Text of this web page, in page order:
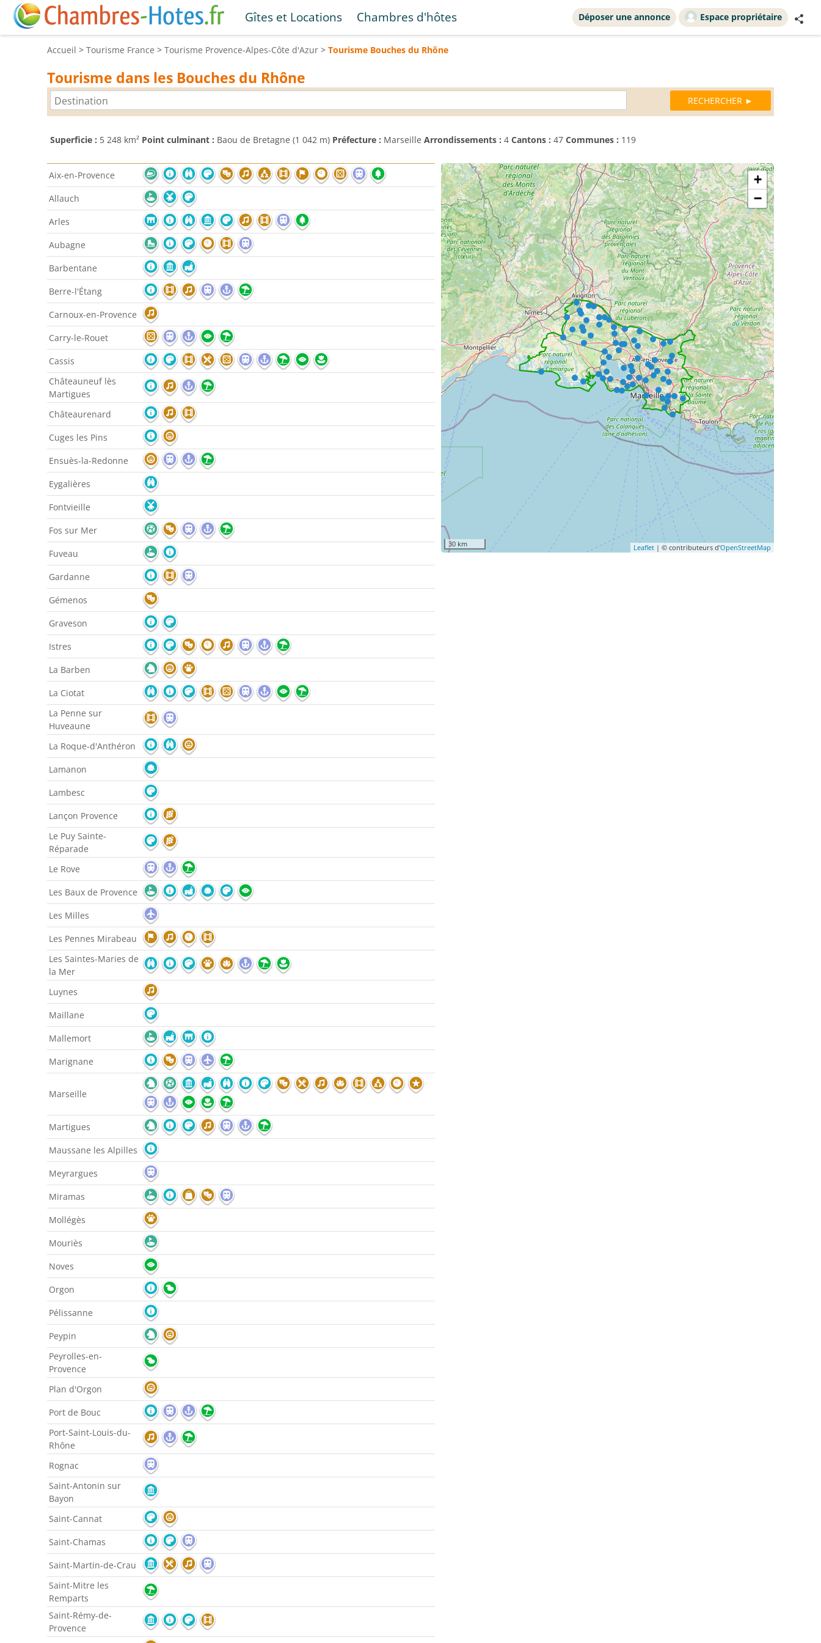
Gîtes et Locations Chambres d'hôtes Déposer une annonce Espace propriétaire
Accueil > Tourisme France > Tourisme Provence-Alpes-Côte d'Azur > Tourisme Bouches du Rhône
Tourisme dans les Bouches du Rhône
Superficie : 5 248 km² Point culminant : Baou de Bretagne (1 042 m) Préfecture : Marseille Arrondissements : 4 Cantons : 47 Communes : 119
Aix-en-Provence
Allauch
Arles
Aubagne
Barbentane
Berre-l'Étang
Carnoux-en-Provence
Carry-le-Rouet
Cassis
Châteauneuf lès
Martigues
Châteaurenard
Cuges les Pins
Ensuès-la-Redonne
Eygalières
Fontvieille
Fos sur Mer
Fuveau
Gardanne
Gémenos
Graveson
Istres
La Barben
La Ciotat
La Penne sur
Huveaune
La Roque-d'Anthéron
Lamanon
Lambesc
Lançon Provence
Le Puy Sainte-
Réparade
Le Rove
Les Baux de Provence
Les Milles
Les Pennes Mirabeau
Les Saintes-Maries de
la Mer
Luynes
Maillane
Mallemort
Marignane
Marseille
Martigues
Maussane les Alpilles
Meyrargues
Miramas
Mollégès
Mouriès
Noves
Orgon
Pélissanne
Peypin
Peyrolles-en-
Provence
Plan d'Orgon
Port de Bouc
Port-Saint-Louis-du-
Rhône
Rognac
Saint-Antonin sur
Bayon
Saint-Cannat
Saint-Chamas
Saint-Martin-de-Crau
Saint-Mitre les
Remparts
Saint-Rémy-de-
Provence
+
−
30 km Leaflet | © contributeurs d'OpenStreetMap